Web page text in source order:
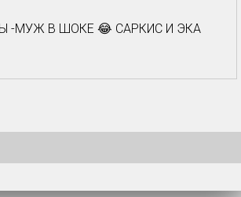
-МУЖ В ШОКЕ 😂 САРКИС И ЭКА